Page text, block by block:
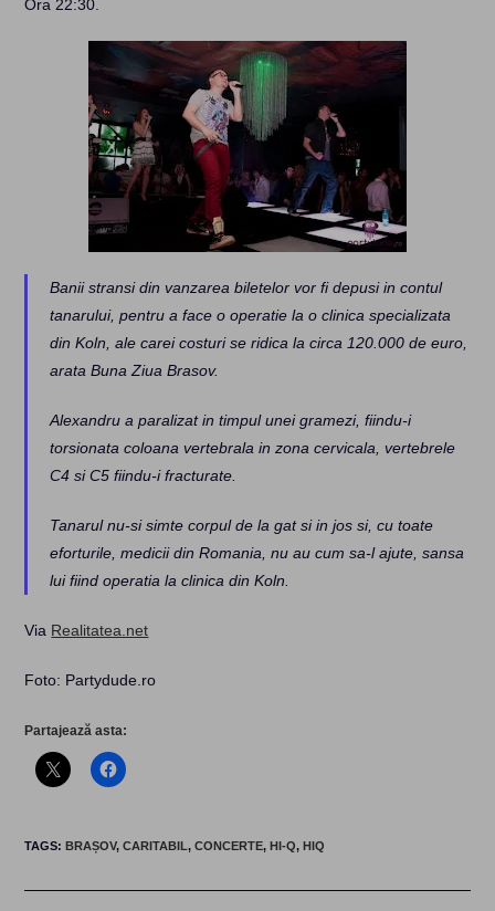
Ora 22:30.
Banii stransi din vanzarea biletelor vor fi depusi in contul
tanarului, pentru a face o operatie la o clinica specializata
din Koln, ale carei costuri se ridica la circa 120.000 de euro,
arata Buna Ziua Brasov.
Alexandru a paralizat in timpul unei gramezi, fiindu-i
torsionata coloana vertebrala in zona cervicala, vertebrele
C4 si C5 fiindu-i fracturate.
Tanarul nu-si simte corpul de la gat si in jos si, cu toate
eforturile, medicii din Romania, nu au cum sa-l ajute, sansa
lui fiind operatia la clinica din Koln.
Via Realitatea.net
Foto: Partydude.ro
Partajează asta:
TAGS:BRAȘOV, CARITABIL, CONCERTE, HI-Q, HIQ